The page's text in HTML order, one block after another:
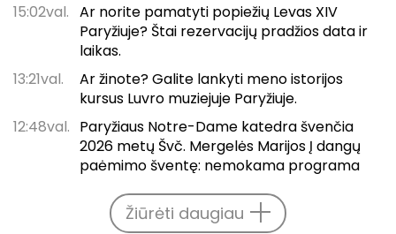
15:02val. Ar norite pamatyti popiežių Levas XIV
Paryžiuje? Štai rezervacijų pradžios data ir
laikas.
13:21val.
Ar žinote? Galite lankyti meno istorijos
kursus Luvro muziejuje Paryžiuje.
12:48val. Paryžiaus Notre-Dame katedra švenčia
2026 metų Švč. Mergelės Marijos Į dangų
paėmimo šventę: nemokama programa
Žiūrėti daugiau